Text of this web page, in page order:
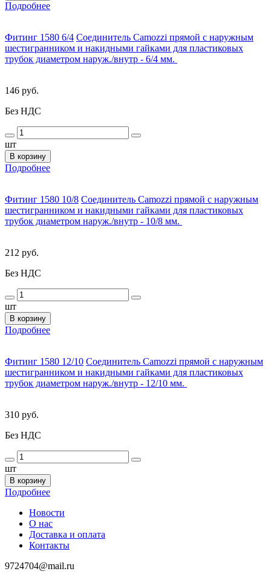
Подробнее
Фитинг 1580 6/4 Соединитель Camozzi прямой с наружным
шестигранником и накидными гайками для пластиковых
трубок диаметром наруж./внутр - 6/4 мм.
146 руб.
Без НДС
шт
В корзину
Подробнее
Фитинг 1580 10/8 Соединитель Camozzi прямой с наружным
шестигранником и накидными гайками для пластиковых
трубок диаметром наруж./внутр - 10/8 мм.
212 руб.
Без НДС
шт
В корзину
Подробнее
Фитинг 1580 12/10 Соединитель Camozzi прямой с наружным
шестигранником и накидными гайками для пластиковых
трубок диаметром наруж./внутр - 12/10 мм.
310 руб.
Без НДС
шт
В корзину
Подробнее
Новости
О нас
Доставка и оплата
Контакты
9724704@mail.ru